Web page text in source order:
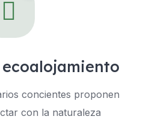
concientes proponen
con la naturaleza